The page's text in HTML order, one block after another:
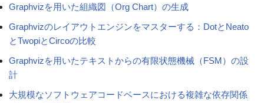
Graphvizを用いた組織図（Org Chart）の生成
Graphvizのレイアウトエンジンをマスターする：DotとNeato
とTwopiとCircoの比較
Graphvizを用いたテキストからの有限状態機械（FSM）の設
計
大規模なソフトウェアコードベースにおける複雑な依存関係